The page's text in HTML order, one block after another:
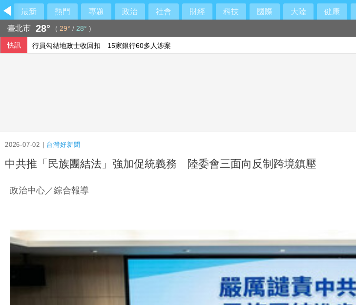
最新 熱門 專題 政治 社會 財經 科技 國際 大陸 健康
臺北市 28° ( 29° / 28° )
快訊 行員勾結地政士收回扣 15家銀行60多人涉案
2026-07-02 | 台灣好新聞
中共推「民族團結法」強加促統義務 陸委會三面向反制跨境鎮壓
政治中心／綜合報導